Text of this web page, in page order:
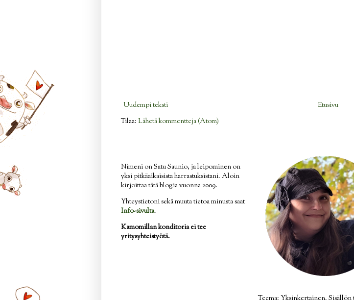
Uudempi teksti
Etusivu
Tilaa: Lähetä kommentteja (Atom)
Nimeni on Satu Saunio, ja leipominen on
yksi pitkäaikaisista harrastuksistani. Aloin
kirjoittaa tätä blogia vuonna 2009.
Yhteystietoni sekä muuta tietoa minusta saat
Info-sivulta.
Kamomillan konditoria ei tee
yritysyhteistyötä.